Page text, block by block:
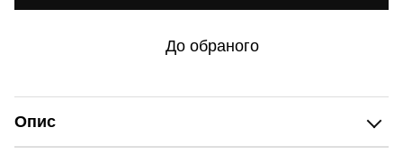
До обраного
Опис